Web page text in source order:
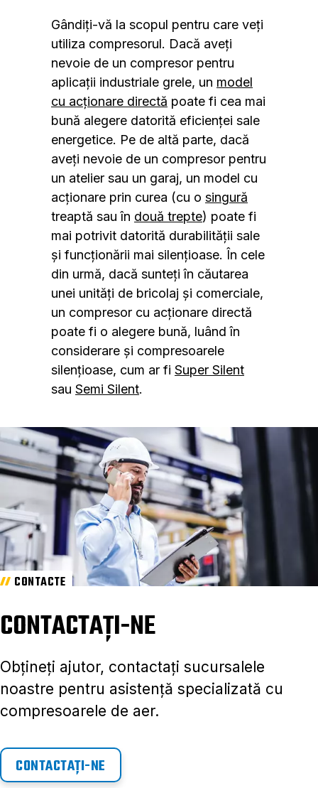
Gândiți-vă la scopul pentru care veți
utiliza compresorul. Dacă aveți
nevoie de un compresor pentru
aplicații industriale grele, un model
cu acționare directă poate fi cea mai
bună alegere datorită eficienței sale
energetice. Pe de altă parte, dacă
aveți nevoie de un compresor pentru
un atelier sau un garaj, un model cu
acționare prin curea (cu o singură
treaptă sau în două trepte) poate fi
mai potrivit datorită durabilității sale
și funcționării mai silențioase. În cele
din urmă, dacă sunteți în căutarea
unei unități de bricolaj și comerciale,
un compresor cu acționare directă
poate fi o alegere bună, luând în
considerare și compresoarele
silențioase, cum ar fi Super Silent
sau Semi Silent.
CONTACTE
CONTACTAȚI-NE
Obțineți ajutor, contactați sucursalele
noastre pentru asistență specializată cu
compresoarele de aer.
CONTACTAȚI-NE